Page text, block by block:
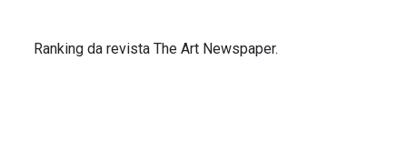
Ranking da revista The Art Newspaper.